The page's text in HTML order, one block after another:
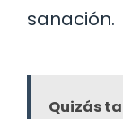
sanación.
Quizás